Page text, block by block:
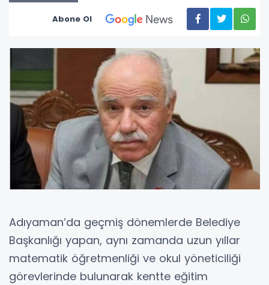
Abone Ol
Adıyaman’da geçmiş dönemlerde Belediye
Başkanlığı yapan, aynı zamanda uzun yıllar
matematik öğretmenliği ve okul yöneticiliği
görevlerinde bulunarak kentte eğitim